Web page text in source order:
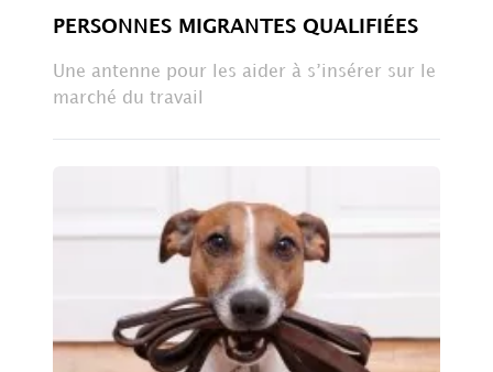
PERSONNES MIGRANTES QUALIFIÉES
Une antenne pour les aider à s’insérer sur le
marché du travail